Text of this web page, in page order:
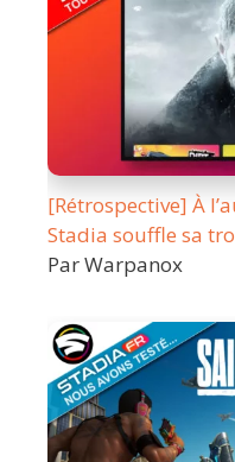
[Rétrospective] À
Stadia souffle sa
Par Warpanox